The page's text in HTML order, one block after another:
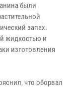
были
запах.
жидкостью и
изготовления
что оборвал